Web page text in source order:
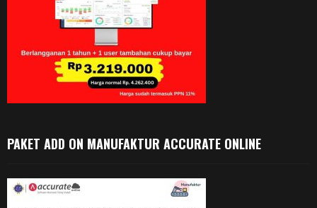
PAKET ADD ON MANUFAKTUR ACCURATE ONLINE